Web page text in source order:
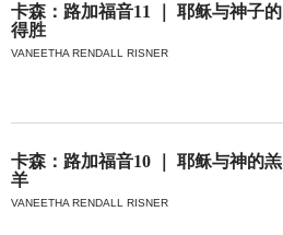
卡森：路加福音11 ｜ 耶稣与神子的
得胜
VANEETHA RENDALL RISNER
卡森：路加福音10 ｜ 耶稣与神的羔
羊
VANEETHA RENDALL RISNER